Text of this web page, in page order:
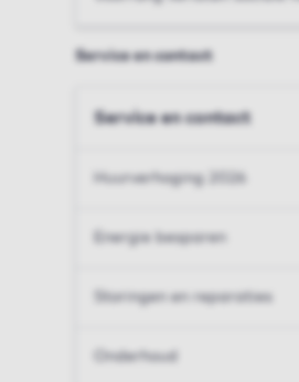
Service en contact
Service en contact
Huurverhoging 2026
Energie besparen
Storingen en reparaties
Onderhoud